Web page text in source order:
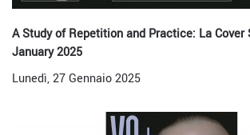
A Study of Repetition and Practice: La Cover
January 2025
Lunedì, 27 Gennaio 2025